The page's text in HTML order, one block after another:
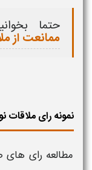
حتما
ممانعت از
نمونه رای ملاقات
مطالعه رای